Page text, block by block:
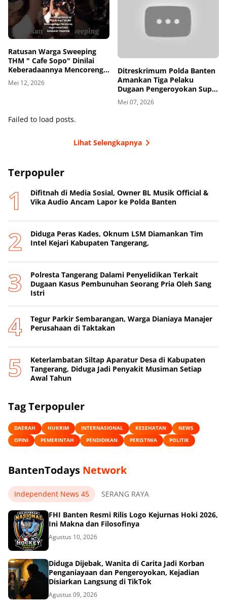
Ratusan Warga Sweeping
THM " Cafe Sopo" Dinilai
Keberadaannya Mencoreng
Wajah Pemerintah
Kabupaten Tangerang
Mei 12, 2026
Ditreskrimum Polda Banten
Amankan Tiga Pelaku
Dugaan Pengeroyokan Supir
di Toll
Mei 07, 2026
Failed to load posts.
Lihat Selengkapnya
Terpopuler
Difitnah di Media Sosial, Owner BL Musik Official &
Vika Audio Ancam Lapor ke Polda Banten
Diduga Peras Kades, Oknum LSM Diamankan Tim
Intel Kejari Kabupaten Tangerang,
Polresta Tangerang Dalami Penyelidikan Terkait
Dugaan Kasus Pembunuhan Seorang Pria Oleh Sang
Istri
Tegur Parkir Sembarangan, Warga Dianiaya Manajer
Perusahaan di Taktakan
Keterlambatan Siltap Aparatur Desa di Kabupaten
Tangerang, Diduga Jadi Penyakit Musiman Setiap
Awal Tahun
Tag Terpopuler
DAERAH HUKRIM INTERNASIONAL KESEHATAN
NEWS
OPINI
PEMERINTAH PENDIDIKAN PERISTIWA POLITIK
BantenTodays Network
Independent News 45 SERANG RAYA
FHI Banten Resmi Rilis Logo Kejurnas Hoki 2026,
Ini Makna dan Filosofinya
Agustus 10, 2026
Diduga Dijebak, Wanita di Carita Jadi Korban
Penganiayaan dan Pengeroyokan, Kejadian
Disiarkan Langsung di TikTok
Agustus 09, 2026